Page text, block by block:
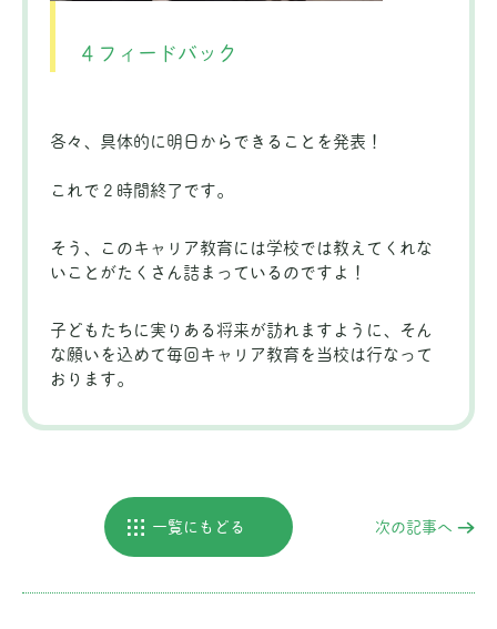
４フィードバック
各々、具体的に明日からできることを発表！
これで２時間終了です。
そう、このキャリア教育には学校では教えてくれな
いことがたくさん詰まっているのですよ！
子どもたちに実りある将来が訪れますように、そん
な願いを込めて毎回キャリア教育を当校は行なって
おります。
一覧にもどる 次の記事へ